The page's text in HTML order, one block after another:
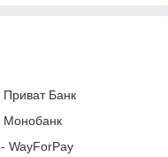
Приват Банк
Монобанк
WayForPay